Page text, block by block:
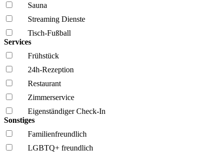
Sauna
Streaming Dienste
Tisch-Fußball
Services
Frühstück
24h-Rezeption
Restaurant
Zimmerservice
Eigenständiger Check-In
Sonstiges
Familien­freundlich
LGBTQ+ freundlich